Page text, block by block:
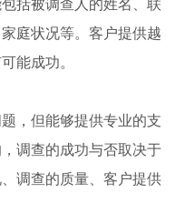
括被调查人的姓名、联
庭状况等。客户提供越
能成功。
，但能够提供专业的支
调查的成功与否取决于
调查的质量、客户提供